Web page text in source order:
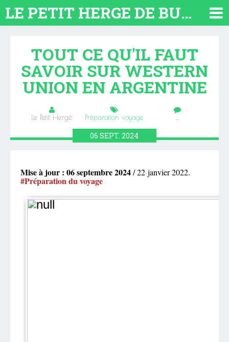
LE PETIT HERGE DE BUENOS AIRES 2026. TOUT SUR L'ARGENTINE
TOUT CE QU'IL FAUT
SAVOIR SUR WESTERN
UNION EN ARGENTINE
Le Petit Hergé Préparation voyage …
06SEPT.2024
Mise à jour : 06 septembre 2024/ 22 janvier 2022.
#Préparation du voyage